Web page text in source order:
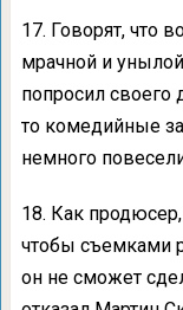
17. Говорят, что
мрачной и
попросил своего
то комедийные
немного
18. Как
чтобы съемками
он не сможет